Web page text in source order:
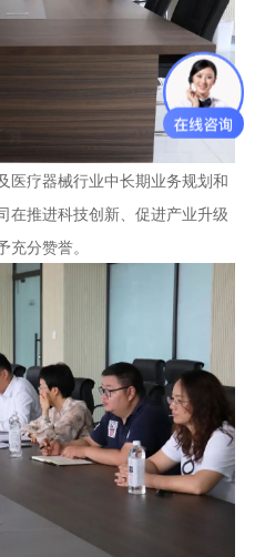
疗器械行业中长期业务规划和
在推进科技创新、促进产业升级
分赞誉。